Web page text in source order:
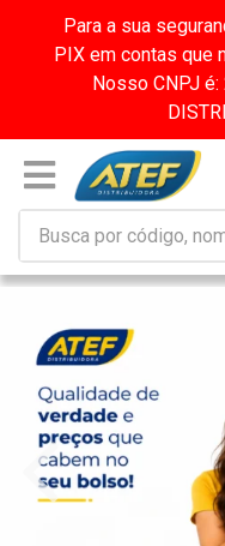
Para a sua
PIX em contas que
Nosso CNPJ